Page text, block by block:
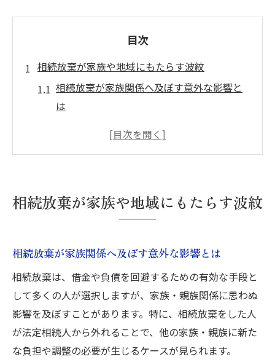
目次
相続放棄が家族や地域にもたらす波紋
相続放棄が家族関係へ及ぼす意外な影響と
は
相続放棄による地域社会の負担増加の実態
相続放棄を選ぶ際に考慮すべき社会的リス
遺産放棄による社会的課題を考える視点
相続放棄後の家財や衣類処分問題に注意
相続放棄と空き家問題の社会的連鎖を分析
相続放棄による負動産増加と地域経済の懸
念
相続放棄が家族や地域にもたらす波紋
相続放棄が家族関係へ及ぼす意外な影響とは
相続放棄は、借金や負債を回避するための有効な手段と
して多くの人が選択しますが、家族・親族関係に思わぬ
影響を及ぼすことがあります。特に、相続放棄をした人
が法定相続人から外れることで、他の家族・親族に新た
な負担や調整の必要が生じるケースが見られます。